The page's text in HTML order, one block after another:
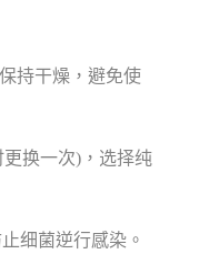
持干燥，避免使
换一次)，选择纯
细菌逆行感染。